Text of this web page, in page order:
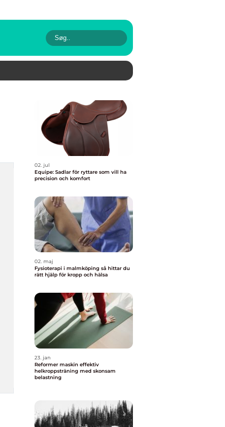
02. jul
Equipe: Sadlar för ryttare som vill ha
precision och komfort
02. maj
Fysioterapi i malmköping så hittar du
rätt hjälp för kropp och hälsa
23. jan
Reformer maskin effektiv
helkroppsträning med skonsam
belastning